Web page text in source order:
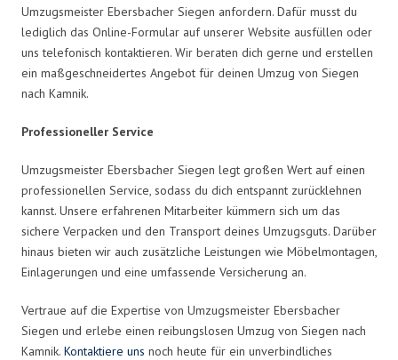
Umzugsmeister Ebersbacher Siegen anfordern. Dafür musst du
lediglich das Online-Formular auf unserer Website ausfüllen oder
uns telefonisch kontaktieren. Wir beraten dich gerne und erstellen
ein maßgeschneidertes Angebot für deinen Umzug von Siegen
nach Kamnik.
Professioneller Service
Umzugsmeister Ebersbacher Siegen legt großen Wert auf einen
professionellen Service, sodass du dich entspannt zurücklehnen
kannst. Unsere erfahrenen Mitarbeiter kümmern sich um das
sichere Verpacken und den Transport deines Umzugsguts. Darüber
hinaus bieten wir auch zusätzliche Leistungen wie Möbelmontagen,
Einlagerungen und eine umfassende Versicherung an.
Vertraue auf die Expertise von Umzugsmeister Ebersbacher
Siegen und erlebe einen reibungslosen Umzug von Siegen nach
Kamnik. Kontaktiere uns noch heute für ein unverbindliches